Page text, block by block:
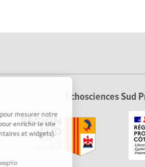
pour mesurer notre
enrichir le site
et widgets).
Echosciences